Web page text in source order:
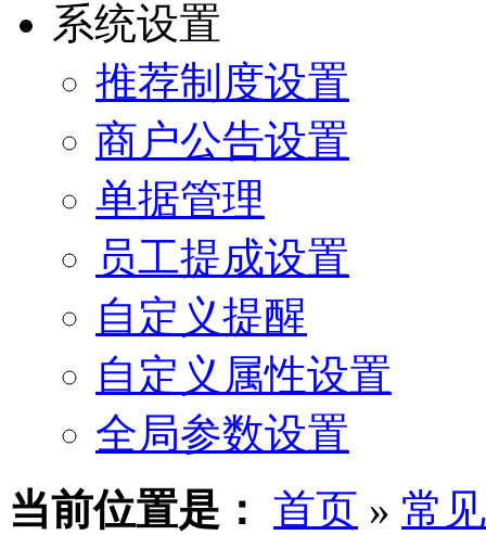
系统设置
推荐制度设置
商户公告设置
单据管理
员工提成设置
自定义提醒
自定义属性设置
全局参数设置
当前位置是： 首页 » 常